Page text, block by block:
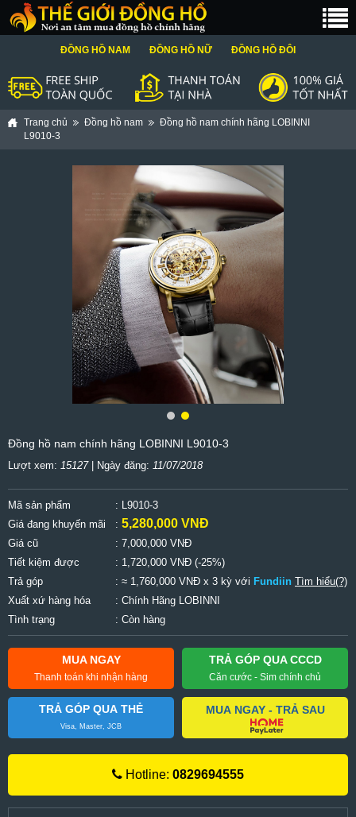
ĐỒNG HỒ NAM ĐỒNG HỒ NỮ ĐỒNG HỒ ĐÔI
Trang chủ Đồng hồ nam
Đồng hồ nam chính hãng LOBINNI
L9010-3
Đồng hồ nam chính hãng LOBINNI L9010-3
Lượt xem: 15127| Ngày đăng: 11/07/2018
Mã sản phẩm
: L9010-3
Giá đang khuyến mãi
: 5,280,000 VNĐ
Giá cũ : 7,000,000 VNĐ
Tiết kiệm được
: 1,720,000 VNĐ (-25%)
Trả góp
: ≈ 1,760,000 VNĐ x 3 kỳ với Fundiin Tìm hiểu(?)
Xuất xứ hàng hóa
: Chính Hãng LOBINNI
Tình trạng
: Còn hàng
MUA NGAY
Thanh toán khi nhận hàng
TRẢ GÓP QUA CCCD
Căn cước - Sim chính chủ
TRẢ GÓP QUA THẺ
Visa, Master, JCB
MUA NGAY - TRẢ SAU
Hotline: 0829694555